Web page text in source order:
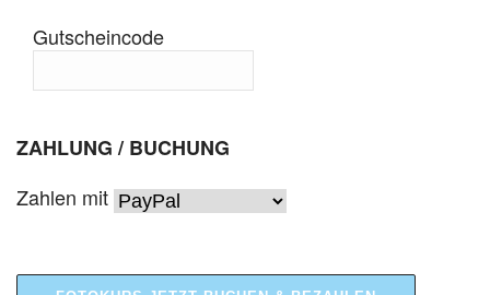
Gutscheincode
ZAHLUNG / BUCHUNG
Zahlen mit